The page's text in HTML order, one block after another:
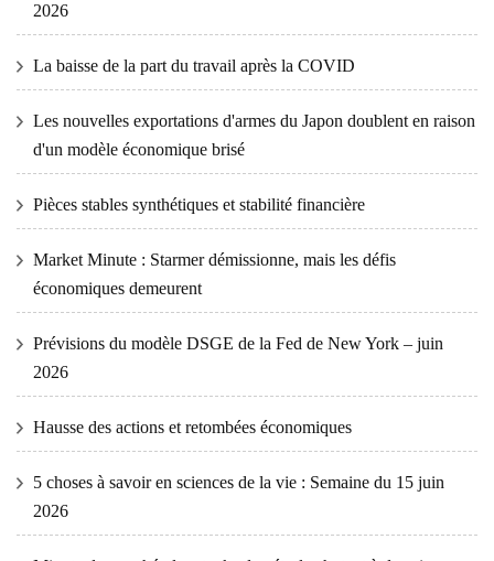
2026
La baisse de la part du travail après la COVID
Les nouvelles exportations d'armes du Japon doublent en raison
d'un modèle économique brisé
Pièces stables synthétiques et stabilité financière
Market Minute : Starmer démissionne, mais les défis
économiques demeurent
Prévisions du modèle DSGE de la Fed de New York – juin
2026
Hausse des actions et retombées économiques
5 choses à savoir en sciences de la vie : Semaine du 15 juin
2026